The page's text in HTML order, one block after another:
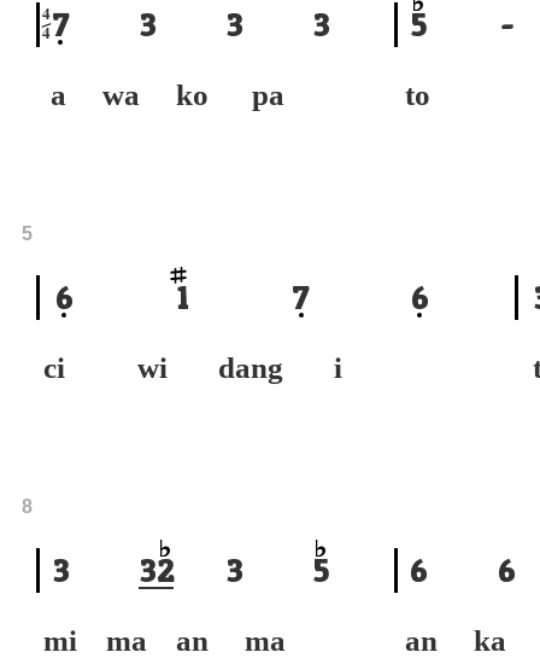
7 3 3 3
4
4
a wa ko pa
5 -
to o
6 1 7 6
5
ci wi dang i
3 32 3 5
8
mi ma an ma
6 6
an ka